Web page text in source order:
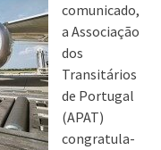
comunicado,
a Associação
dos
Transitários
de Portugal
(APAT)
congratula-